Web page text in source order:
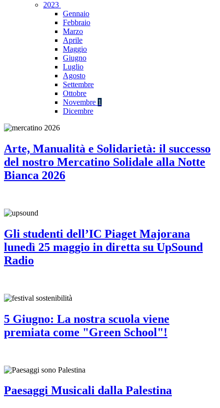
2023
Gennaio
Febbraio
Marzo
Aprile
Maggio
Giugno
Luglio
Agosto
Settembre
Ottobre
Novembre 1
Dicembre
Arte, Manualità e Solidarietà: il successo
del nostro Mercatino Solidale alla Notte
Bianca 2026
Gli studenti dell’IC Piaget Majorana
lunedì 25 maggio in diretta su UpSound
Radio
5 Giugno: La nostra scuola viene
premiata come "Green School"!
Paesaggi Musicali dalla Palestina